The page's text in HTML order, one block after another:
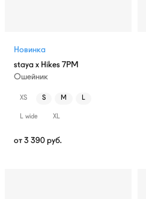
Новинка
staya x Hikes 7PM
Ошейник
XS S M L
L wide XL
от 3 390 руб.